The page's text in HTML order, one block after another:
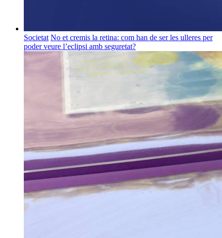
Societat No et cremis la retina: com han de ser les ulleres per
poder veure l’eclipsi amb seguretat?